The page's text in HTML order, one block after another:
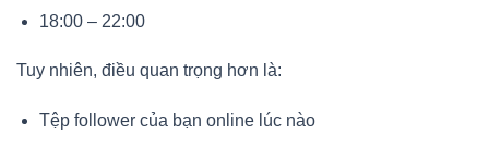
18:00 – 22:00
Tuy nhiên, điều quan trọng hơn là:
Tệp follower của bạn online lúc nào